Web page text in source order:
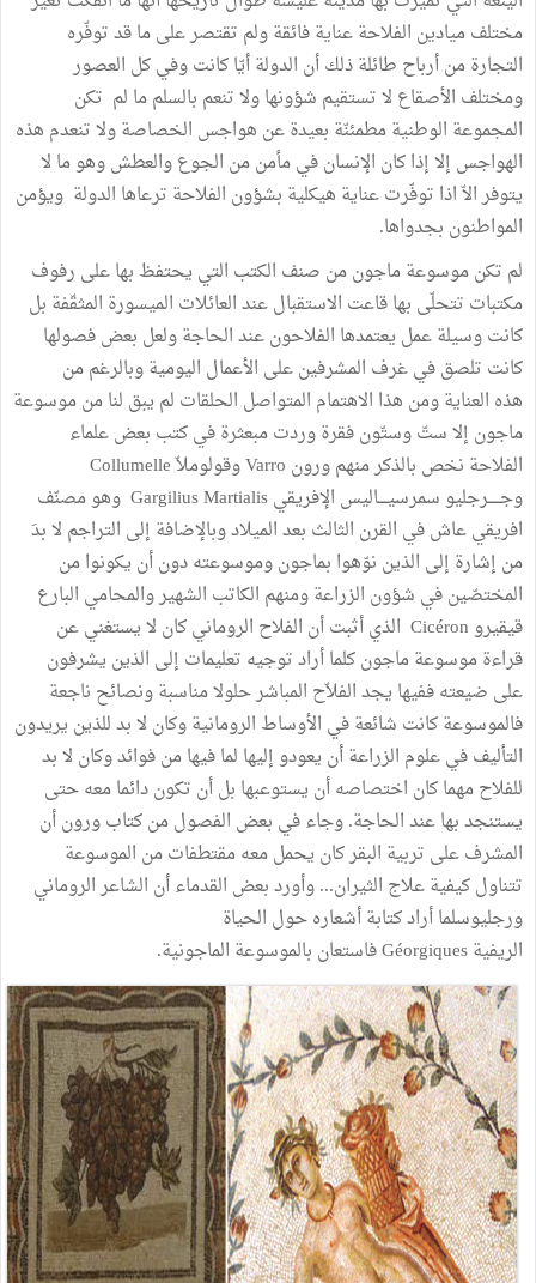
مختلفميادين الفلاحةعنايةفائقةولم تقتصرعلىماقدتوفّره
التجارةمنأرباح طائلةذلكأن الدولةأيّاكانتوفيكل العصور
ومختلف الأصقاع لاتستقيم شؤونهاولاتنعم بالسلمما لم تكن
المجموعة الوطنيةمطمئنّة بعيدةعن هواجس الخصاصةولاتنعدم هذه
الهواجس إلاإذاكان الإنسانفيمأمنمن الجوعوالعطشوهوما لا
يتوفرالاّاذا توفّرتعناية هيكلية بشؤون الفلاحة ترعاها الدولة ويؤمن
المواطنون بجدواها.
لم تكنموسوعةماجونمن صنف الكتب التي يحتفظ بهاعلى رفوف
مكتبات تتحلّى بهاقاعت الاستقبالعندالعائلات الميسورة المثقّفة بل
كانتوسيلةعمل يعتمدها الفلاحونعندالحاجةولعل بعضفصولها
كانت تلصقفيغرف المشرفينعلى الأعمال اليوميةوبالرغممن
هذه العنايةومن هذا الاهتمام المتواصل الحلقات لم يبق لنامنموسوعة
ماجون إلاستّوستّونفقرةوردتمبعثرةفيكتب بعضعلماء
الفلاحة نخص بالذكرمنهمورون VarroوقولوملاّCollumelle
وجـــــرجليوسمرسيــــاليس الإفريقيGargilius Martialis وهومصنّف
افريقيعاشفي القرن الثالث بعدالميلادوبالإضافة إلى التراجم لابدَ
من إشارة إلى الذين نوّهوا بماجونوموسوعتهدونأن يكونوامن
المختصّينفي شؤون الزراعةومنهم الكاتب الشهيروالمحامي البارع
قيقيروCicéron الذيأثبتأن الفلاح الرومانيكان لايستغنيعن
قراءةموسوعةماجونكلماأرادتوجيه تعليمات إلى الذين يشرفون
على ضيعتهففيها يجدالفلاّح المباشرحلولامناسبةونصائح ناجعة
فالموسوعةكانت شائعةفي الأوساط الرومانيةوكان لابدللذين يريدون
التأليففيعلوم الزراعةأن يعودوإليها لمافيهامنفوائدوكان لابد
للفلاحمهماكان اختصاصهأن يستوعبها بلأن تكوندائمامعهحتى
يستنجدبهاعندالحاجة.وجاءفي بعض الفصولمنكتابورونأن
المشرفعلى تربية البقركان يحملمعهمقتطفاتمن الموسوعة
تتناولكيفيةعلاج الثيران...وأوردبعض القدماءأن الشاعرالروماني
ورجليوسلماأرادكتابةأشعارهحول الحياة
الريفيةGéorgiquesفاستعان بالموسوعة الماجونية.